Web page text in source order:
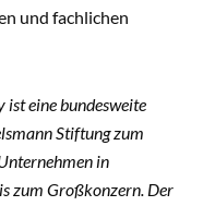
und fachlichen
ist eine bundesweite
Stiftung zum
in
zum Großkonzern. Der